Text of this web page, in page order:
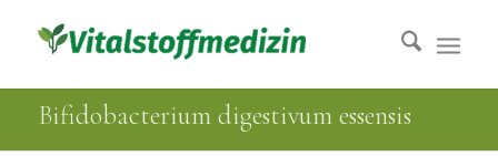
Bifidobacterium digestivum essensis